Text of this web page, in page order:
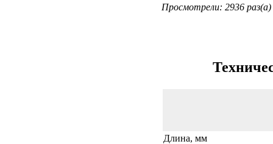
Просмотрели: 2936 раз(а)
Длина, мм